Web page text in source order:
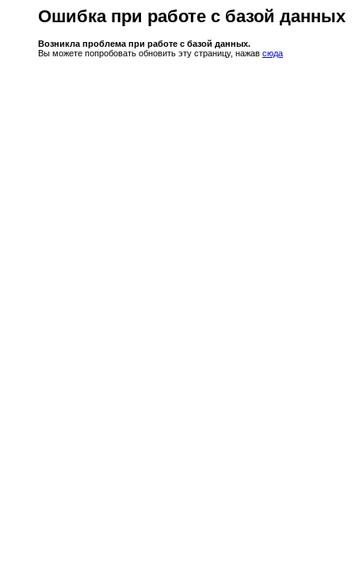
Ошибка при работе с базой данных
Возникла проблема при работе с базой данных.
Вы можете попробовать обновить эту страницу, нажав сюда